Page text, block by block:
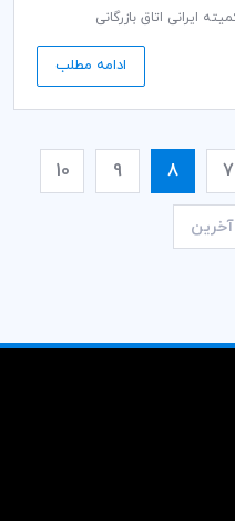
ایرانی اتاق بازرگانی
ساعت 14:00 در سالن جلسات طبقه دوم اتاق بازرگانی،
ادامه مطلب
7
8
9
10
آخرین